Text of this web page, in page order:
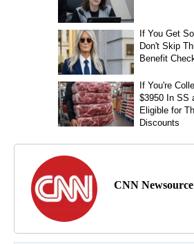
CNN Newsource